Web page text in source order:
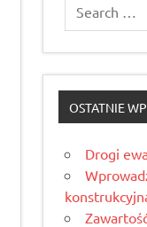
OSTATNIE
Drogi